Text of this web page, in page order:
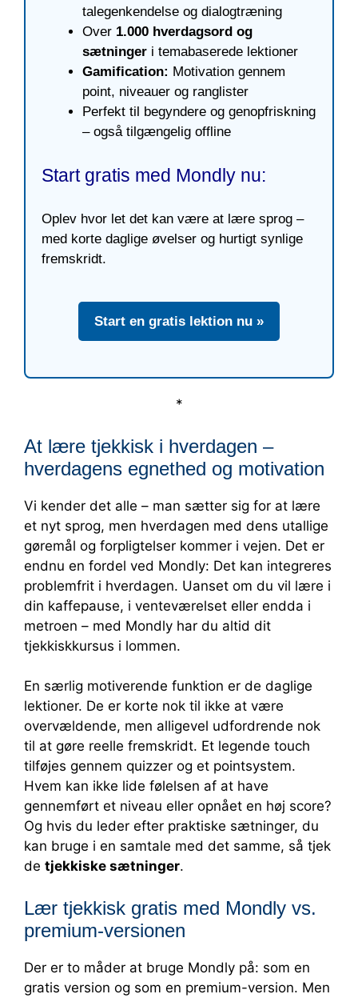
talegenkendelse og dialogtræning
Over 1.000 hverdagsord og
sætninger i temabaserede lektioner
Gamification: Motivation gennem
point, niveauer og ranglister
Perfekt til begyndere og genopfriskning
– også tilgængelig offline
Start gratis med Mondly nu:
Oplev hvor let det kan være at lære sprog –
med korte daglige øvelser og hurtigt synlige
fremskridt.
Start en gratis lektion nu »
*
At lære tjekkisk i hverdagen –
hverdagens egnethed og motivation
Vi kender det alle – man sætter sig for at lære
et nyt sprog, men hverdagen med dens utallige
gøremål og forpligtelser kommer i vejen. Det er
endnu en fordel ved Mondly: Det kan integreres
problemfrit i hverdagen. Uanset om du vil lære i
din kaffepause, i venteværelset eller endda i
metroen – med Mondly har du altid dit
tjekkiskkursus i lommen.
En særlig motiverende funktion er de daglige
lektioner. De er korte nok til ikke at være
overvældende, men alligevel udfordrende nok
til at gøre reelle fremskridt. Et legende touch
tilføjes gennem quizzer og et pointsystem.
Hvem kan ikke lide følelsen af at have
gennemført et niveau eller opnået en høj score?
Og hvis du leder efter praktiske sætninger, du
kan bruge i en samtale med det samme, så tjek
de tjekkiske sætninger.
Lær tjekkisk gratis med Mondly vs.
premium-versionen
Der er to måder at bruge Mondly på: som en
gratis version og som en premium-version. Men